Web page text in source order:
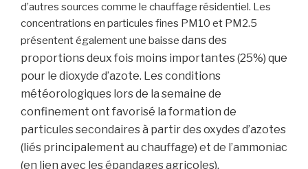
d’autres sources comme le chauffage résidentiel. Les
concentrations en particules fines PM10 et PM2.5
présentent également une baisse dans des
proportions deux fois moins importantes (25%) que
pour le dioxyde d’azote. Les conditions
météorologiques lors de la semaine de
confinement ont favorisé la formation de
particules secondaires à partir des oxydes d’azotes
(liés principalement au chauffage) et de l’ammoniac
(en lien avec les épandages agricoles).